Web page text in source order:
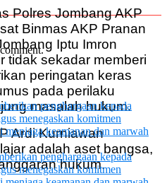
Polres Jombang AKP
Binmas AKP Pranan
Iptu Imron
tidak sekadar memberi
peringatan keras
pada perilaku
masalah hukum.
Ardi Kurniawan
adalah aset bangsa,
hukum.